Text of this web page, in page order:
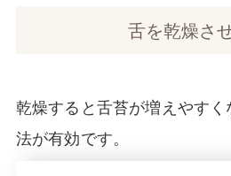
舌を乾燥さ
乾燥すると舌苔が増えやす
法が有効です。